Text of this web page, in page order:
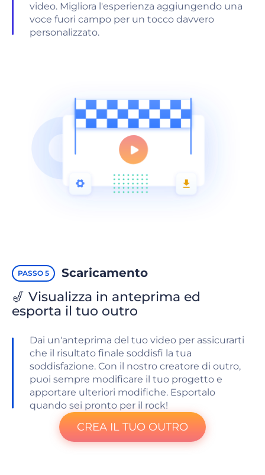
video. Migliora l'esperienza aggiungendo una
voce fuori campo per un tocco davvero
personalizzato.
PASSO 5 Scaricamento
🎷 Visualizza in anteprima ed
esporta il tuo outro
Dai un'anteprima del tuo video per assicurarti
che il risultato finale soddisfi la tua
soddisfazione. Con il nostro creatore di outro,
puoi sempre modificare il tuo progetto e
apportare ulteriori modifiche. Esportalo
quando sei pronto per il rock!
CREA IL TUO OUTRO